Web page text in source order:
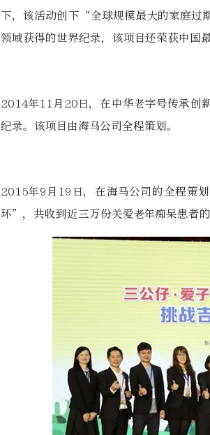
下，该活动创下“全球规模最大的家庭过
领域获得的世界纪录，该项目还荣获中国
2014年11月20日，在中华老字号传承创
纪录。该项目由海马公司全程策划。
2015年9月19日，在海马公司的全程策
环”，共收到近三万份关爱老年痴呆患者